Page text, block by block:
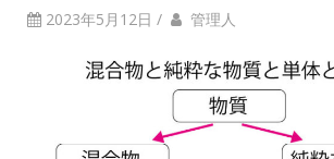
2023年5月12日 / 管理人